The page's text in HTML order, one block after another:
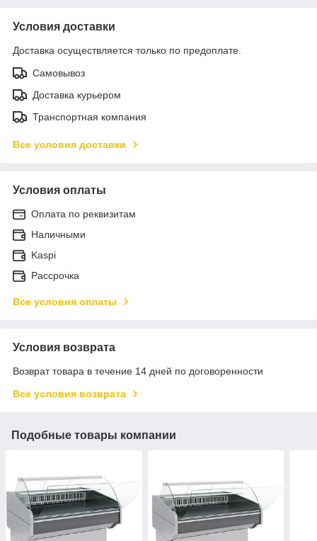
Условия доставки
Доставка осуществляется только по предоплате.
Самовывоз
Доставка курьером
Транспортная компания
Все условия доставки
Условия оплаты
Оплата по реквизитам
Наличными
Kaspi
Рассрочка
Все условия оплаты
Условия возврата
Возврат товара в течение 14 дней по договоренности
Все условия возврата
Подобные товары компании